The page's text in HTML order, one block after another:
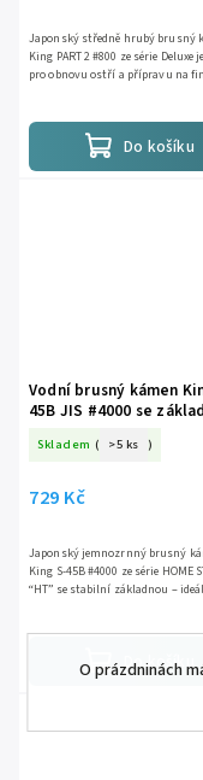
O prázdninách
Do košíku
Japonský středně hrubý brusný
King PART 2 #800 ze série Deluxe
pro obnovu ostří a přípravu na
Vodní brusný kámen
45B JIS #4000 se
Skladem ( >5 ks )
729 Kč
Do košíku
Japonský jemnozrnný brusný
King S-45B #4000 ze série HOME
“HT” se stabilní základnou –